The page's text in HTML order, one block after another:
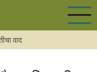
वाद